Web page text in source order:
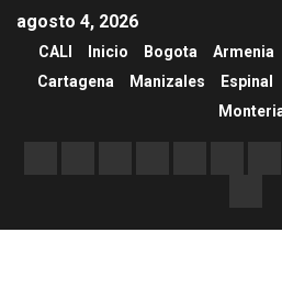
agosto 4, 2026
CALI Inicio Bogota Armenia
Cartagena
Manizales Espinal